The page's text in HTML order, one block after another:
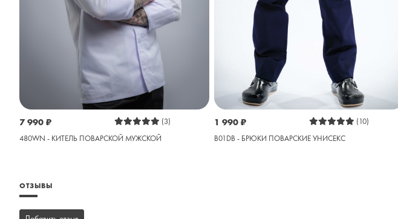
7 990 ₽
(3)
480WN - КИТЕЛЬ ПОВАРСКОЙ МУЖСКОЙ
1 990 ₽
(10)
B01DB - БРЮКИ ПОВАРСКИЕ УНИСЕКС
ОТЗЫВЫ